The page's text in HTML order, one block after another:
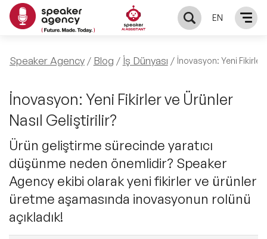
EN
KONUŞMACILAR
Yerel Konuşmacılar
Global Konuşmacılar
Exclusive Konuşmacılar
Tüm Konuşmacılar
KONULAR
Öne Çıkan Konular
Exclusive Konuşmacılarımız
Ünlü Konuşmacılar
ÇÖZÜMLER
Keynote & Konuşma
Master Class Workshop
Akış Sunumu & Moderasyon
INFLUENCER
HAKKIMIZDA
Speaker Agency Blog İş Dünyası İnovasyon: Yeni Fikirler
İnovasyon: Yeni Fikirler ve Ürünler
Nasıl Geliştirilir?
Ürün geliştirme sürecinde yaratıcı
düşünme neden önemlidir? Speaker
Agency ekibi olarak yeni fikirler ve ürünler
üretme aşamasında inovasyonun rolünü
açıkladık!